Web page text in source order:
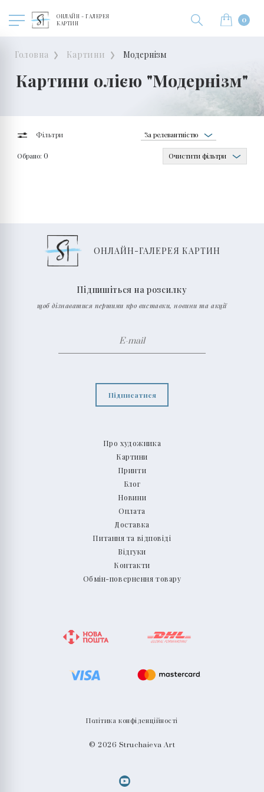
ОНЛАЙН - ГАЛЕРЕЯ
КАРТИН
0
Головна Картини Модернізм
Картини олією "Модернізм"
Фільтри
Обрано: 0 Очистити фільтри
За релевантністю
ОНЛАЙН-ГАЛЕРЕЯ КАРТИН
Про художника
Картини
Принти
Блог
Новини
Оплата
Доставка
Питання та відповіді
Відгуки
Контакти
Обмін-повернення товару
Підпишіться на розсилку
щоб дізнаватися першими про виставки, новини та акції
Підписатися
Політика конфіденційності
© 2026 Struchaieva Art